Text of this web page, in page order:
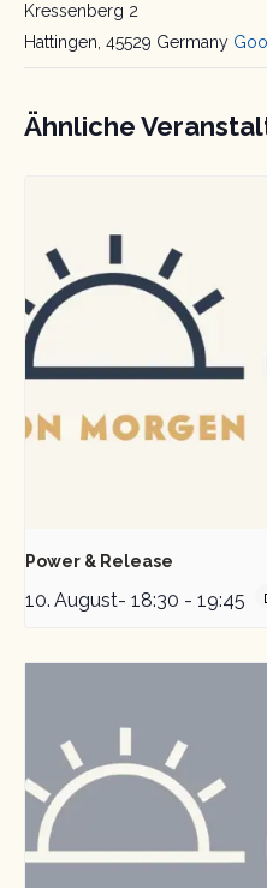
Kressenberg 2
Hattingen, 45529 Germany
Ähnliche
Power & Release
10. August- 18:30 - 19:45